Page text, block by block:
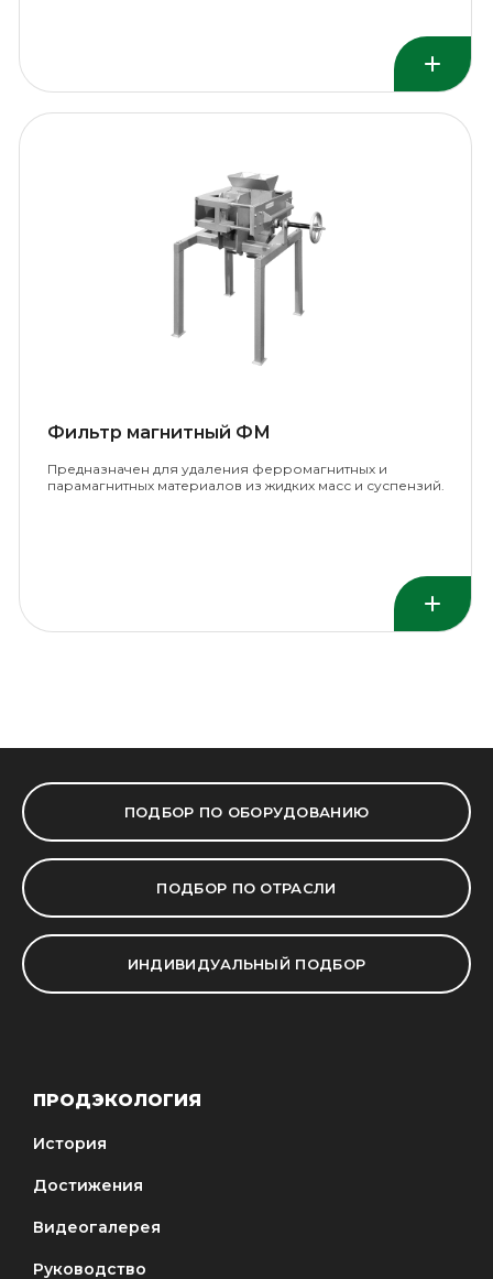
Фильтр магнитный ФМ
Предназначен для удаления ферромагнитных и
парамагнитных материалов из жидких масс и суспензий.
ПОДБОР ПО ОБОРУДОВАНИЮ
ПОДБОР ПО ОТРАСЛИ
ИНДИВИДУАЛЬНЫЙ ПОДБОР
ПРОДЭКОЛОГИЯ
История
Достижения
Видеогалерея
Руководство